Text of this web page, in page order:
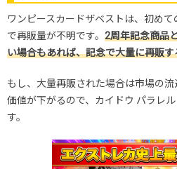
ワンピースカードザベストは、初め
で再販量が不明です。 2周年記念商品
い場合もあれば、記念で大量に再販
もし、大量再販された場合は市場の
価値が下がるので、カイドウ パラレ
す。